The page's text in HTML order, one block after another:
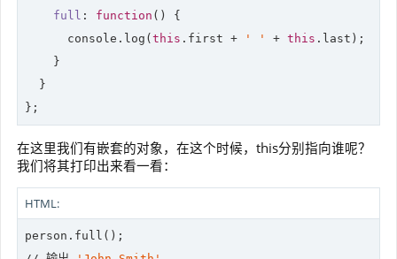
full : function ( ) {
console .log(this .first + ' ' + this .last);
    }
  }
在这里我们有嵌套的对象，在这个时候，this分别指向谁呢？
我们将其打印出来看一看：
HTML: